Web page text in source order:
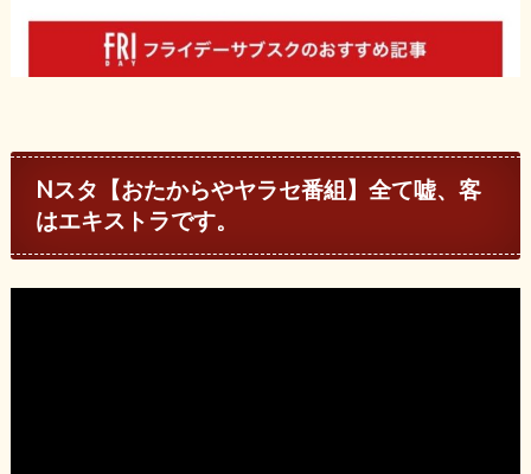
Nスタ【おたからやヤラセ番組】全て嘘、客
はエキストラです。